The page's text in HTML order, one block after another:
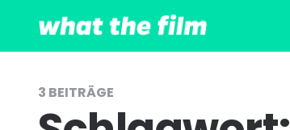
3 BEITRÄGE